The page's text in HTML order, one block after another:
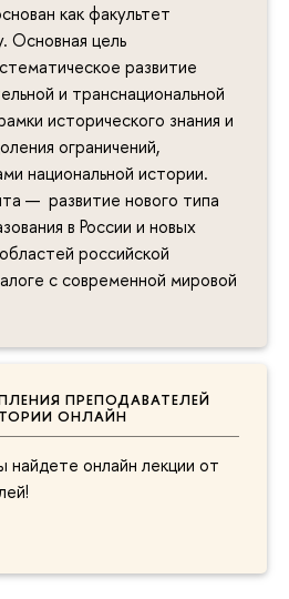
как факультет
Основная цель
развитие
и транснациональной
исторического знания и
ограничений,
национальной истории.
— развитие нового типа
в России и новых
российской
с современной мировой
ПРЕПОДАВАТЕЛЕЙ
ОНЛАЙН
найдете онлайн лекции от